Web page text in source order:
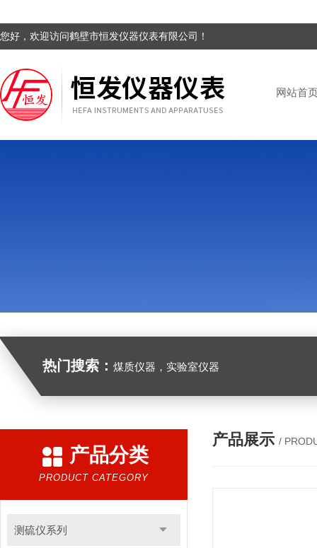
您好，欢迎访问鹤壁市恒发仪器仪表有限公司！
网站首
热门搜索： 煤质仪器，实验室仪器
产品分类
PRODUCT CATEGORY
测硫仪系列
产品展示 /